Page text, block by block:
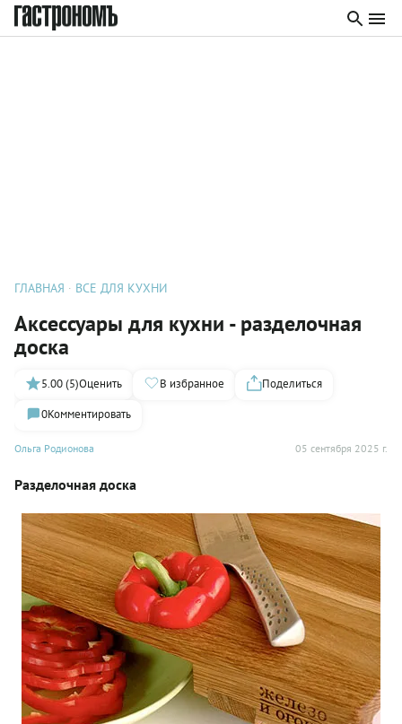
ГЛАВНАЯ ВСЕ ДЛЯ КУХНИ
Аксессуары для кухни - разделочная
доска
Ольга Родионова 05 сентября 2025 г.
5.00 (5)Оценить В избранное
Поделиться
0Комментировать
Разделочная доска